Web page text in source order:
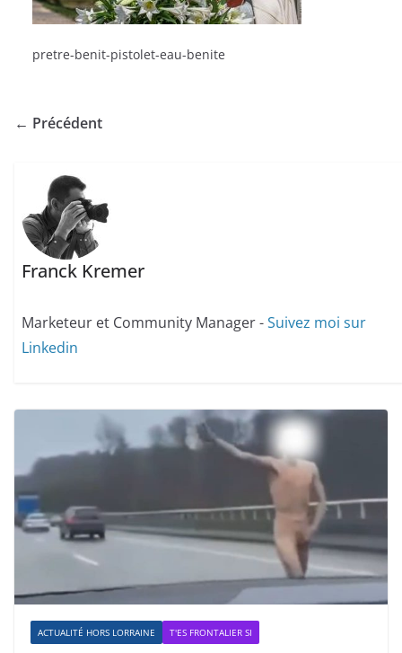
pretre-benit-pistolet-eau-benite
← Précédent
Franck Kremer
Marketeur et Community Manager -Suivez moi sur
Linkedin
ACTUALITÉ HORS LORRAINE T'ES FRONTALIER SI